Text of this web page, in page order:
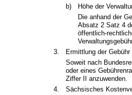
b)
Höhe der
Die anhand der
Absatz 2 Satz 4
öffentlich-
3.
Ermittlung der
Soweit nach
oder eines
Ziffer II anzuwenden.
4.
Sächsisches